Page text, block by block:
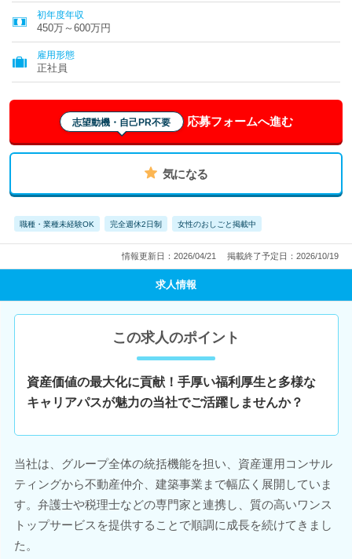
初年度年収
450万～600万円
雇用形態
正社員
志望動機・自己PR不要 応募フォームへ進む
気になる
職種・業種未経験OK 完全週休2日制 女性のおしごと掲載中
情報更新日：2026/04/21 掲載終了予定日：2026/10/19
求人情報
この求人のポイント
資産価値の最大化に貢献！手厚い福利厚生と多様な
キャリアパスが魅力の当社でご活躍しませんか？
当社は、グループ全体の統括機能を担い、資産運用コンサル
ティングから不動産仲介、建築事業まで幅広く展開していま
す。弁護士や税理士などの専門家と連携し、質の高いワンス
トップサービスを提供することで順調に成長を続けてきまし
た。